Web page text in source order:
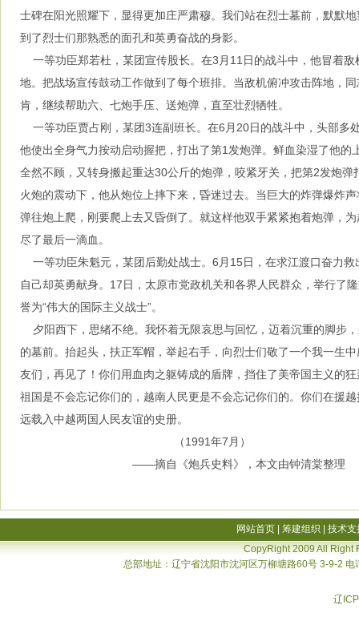
士碑在阳光照耀下，显得更加庄严肃穆。我们站在烈士墓前，默默
到了烈士们那熟悉的面孔和英勇奋战的身影。
一等功臣郑若杜，某团宣传股长。在3月11日的战斗中，他冒着敌
地。把战场宣传鼓动工作做到了每个班排。当敌机俯冲攻击阵地，
肯，继续帮助六、七炮手压、送炮弹，直至壮烈牺牲。
一等功臣贾占刚，某团3连副班长。在6月20日的战斗中，头部多
他使出全身气力按动启动握把，打出了第1发炮弹。鲜血染湿了他的
全然不顾，又转身搬起重达30公斤的炮弹，咬紧牙关，把第2发炮弹
火炮的震动下，他从炮位上摔下来，昏迷过去。当巨大的炸弹爆炸
弹往炮上爬，刚要爬上去又昏倒了。就这样他双手紧紧抱着炮弹，
尽了最后一滴血。
一等功臣朱魁元，某团后勤处战士。6月15日，在求江渡口奋力救
自己却英勇献身。17日，太原市党政机关和各界人民群众，举行了
誉为“伟大的国际主义战士”。
夕阳西下，思绪不绝。我怀着无限哀思与回忆，迈着沉重的脚步
的墓前。抬起头，扶正军帽，举起右手，向烈士们敬了一个我一生
友们，再见了！你们用血肉之躯铸成的盾牌，挡住了美帝国主义的
祖国是不会忘记你们的，越南人民更是不会忘记你们的。你们在援
远载入中越两国人民友谊的史册。
（1991年7月）
——摘自《炮兵史料》，本文由钟清棠整理
网站首页 筹建组织
技术支
CopyRight 2009 All Right
总部地址：辽宁省沈阳市沈河区万柳塘路60号 3-9-2
辽